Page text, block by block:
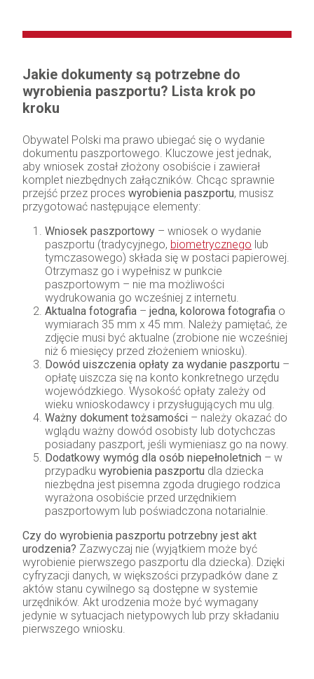
Jakie dokumenty są potrzebne do
wyrobienia paszportu? Lista krok po
kroku
Obywatel Polski ma prawo ubiegać się o wydanie
dokumentu paszportowego. Kluczowe jest jednak,
aby wniosek został złożony osobiście i zawierał
komplet niezbędnych załączników. Chcąc sprawnie
przejść przez proces wyrobienia paszportu, musisz
przygotować następujące elementy:
Wniosek paszportowy – wniosek o wydanie
paszportu (tradycyjnego, biometrycznego lub
tymczasowego) składa się w postaci papierowej.
Otrzymasz go i wypełnisz w punkcie
paszportowym – nie ma możliwości
wydrukowania go wcześniej z internetu.
Aktualna fotografia – jedna, kolorowa fotografia o
wymiarach 35 mm x 45 mm. Należy pamiętać, że
zdjęcie musi być aktualne (zrobione nie wcześniej
niż 6 miesięcy przed złożeniem wniosku).
Dowód uiszczenia opłaty za wydanie paszportu –
opłatę uiszcza się na konto konkretnego urzędu
wojewódzkiego. Wysokość opłaty zależy od
wieku wnioskodawcy i przysługujących mu ulg.
Ważny dokument tożsamości – należy okazać do
wglądu ważny dowód osobisty lub dotychczas
posiadany paszport, jeśli wymieniasz go na nowy.
Dodatkowy wymóg dla osób niepełnoletnich – w
przypadku wyrobienia paszportu dla dziecka
niezbędna jest pisemna zgoda drugiego rodzica
wyrażona osobiście przed urzędnikiem
paszportowym lub poświadczona notarialnie.
Czy do wyrobienia paszportu potrzebny jest akt
urodzenia? Zazwyczaj nie (wyjątkiem może być
wyrobienie pierwszego paszportu dla dziecka). Dzięki
cyfryzacji danych, w większości przypadków dane z
aktów stanu cywilnego są dostępne w systemie
urzędników. Akt urodzenia może być wymagany
jedynie w sytuacjach nietypowych lub przy składaniu
pierwszego wniosku.